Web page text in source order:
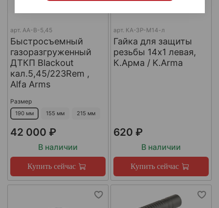
арт. AA-B-5,45
Быстросъемный
газоразгруженный
ДТКП Blackout
кал.5,45/223Rem ,
Alfa Arms
Размер
190 мм 155 мм 215 мм
42 000 ₽
В наличии
Купить сейчас
арт. КА-ЗР-М14-л
Гайка для защиты
резьбы 14x1 левая,
К.Арма / K.Arma
620 ₽
В наличии
Купить сейчас